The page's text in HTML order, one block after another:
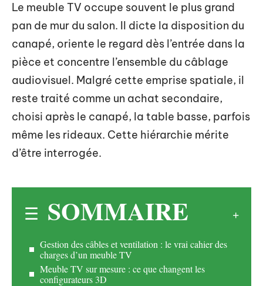
Le meuble TV occupe souvent le plus grand
pan de mur du salon. Il dicte la disposition du
canapé, oriente le regard dès l’entrée dans la
pièce et concentre l’ensemble du câblage
audiovisuel. Malgré cette emprise spatiale, il
reste traité comme un achat secondaire,
choisi après le canapé, la table basse, parfois
même les rideaux. Cette hiérarchie mérite
d’être interrogée.
SOMMAIRE
Gestion des câbles et ventilation : le vrai cahier des
charges d’un meuble TV
Meuble TV sur mesure : ce que changent les
configurateurs 3D